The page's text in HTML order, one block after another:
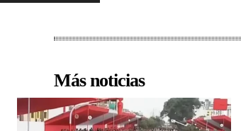
Más noticias